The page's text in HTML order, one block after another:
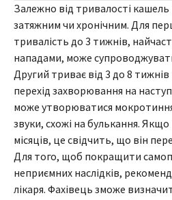
Залежно від тривалості
затяжним чи хронічним. Для
тривалість до 3 тижнів,
нападами, може
Другий триває від 3 до 8
перехід захворювання на
може утворюватися
звуки, схожі на булькання.
місяців, це свідчить, що він
Для того, щоб покращити
неприємних наслідків,
лікаря. Фахівець зможе